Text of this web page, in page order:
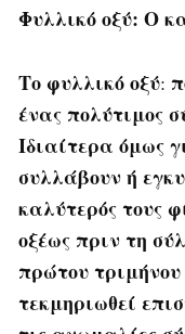
Φυλλικό οξύ: Ο
Το φυλλικό οξύ:
ένας πολύτιμος
Ιδιαίτερα όμως
συλλάβουν ή
καλύτερός τους
οξέως πριν τη
πρώτου τριμήνου
τεκμηριωθεί